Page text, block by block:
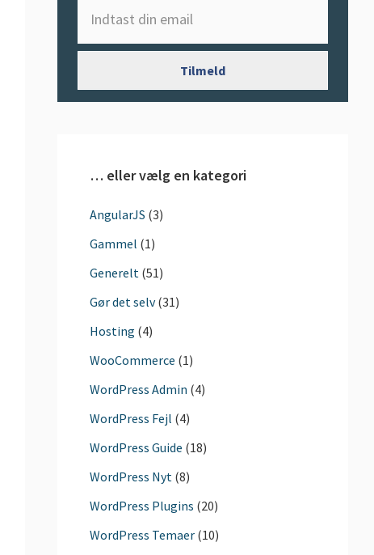
… eller vælg en kategori
AngularJS (3)
Gammel (1)
Generelt (51)
Gør det selv(31)
Hosting (4)
WooCommerce (1)
WordPress Admin (4)
WordPress Fejl (4)
WordPress Guide (18)
WordPress Nyt (8)
WordPress Plugins (20)
WordPress Temaer (10)